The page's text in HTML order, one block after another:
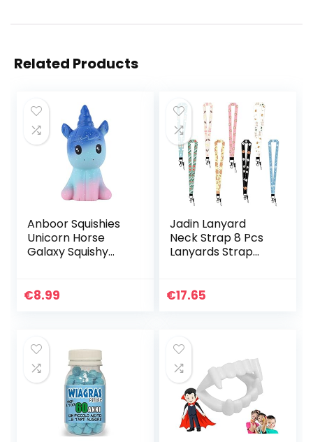
Related Products
Anboor Squishies
Unicorn Horse
Galaxy Squishy
Stress Relief Kawaii
€8.99
Jadin Lanyard
Neck Strap 8 Pcs
Lanyards Strap
Kaart Lanyard
€17.65